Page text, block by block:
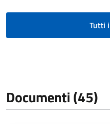
Tutti
Documenti (45)